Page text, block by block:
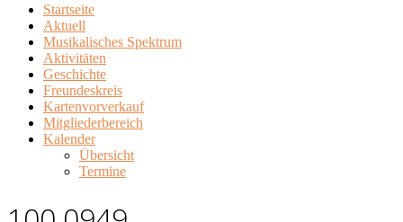
Startseite
Aktuell
Musikalisches Spektrum
Aktivitäten
Geschichte
Freundeskreis
Kartenvorverkauf
Mitgliederbereich
Kalender
Übersicht
Termine